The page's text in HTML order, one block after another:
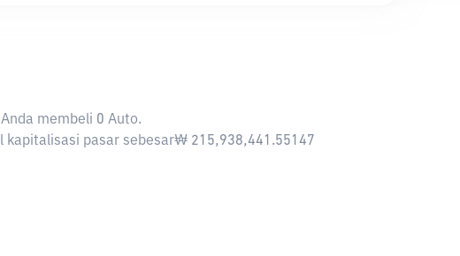
membeli 0 Auto.
kapitalisasi pasar sebesar₩ 215,938,441.55147